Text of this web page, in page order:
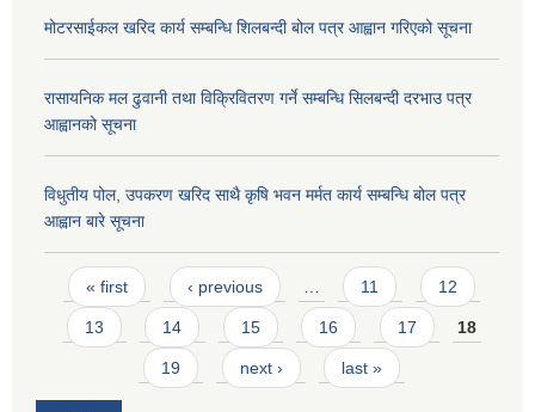
मोटरसाईकल खरिद कार्य सम्बन्धि शिलबन्दी बोल पत्र आह्वान गरिएको सूचना
रासायनिक मल ढुवानी तथा विक्रिवितरण गर्ने सम्बन्धि सिलबन्दी दरभाउ पत्र
आह्वानको सूचना
विधुतीय पोल, उपकरण खरिद साथै कृषि भवन मर्मत कार्य सम्बन्धि बोल पत्र
आह्वान बारे सूचना
Pages
« first ‹ previous 11 12
13 14 15 16 17 18
19 next › last »